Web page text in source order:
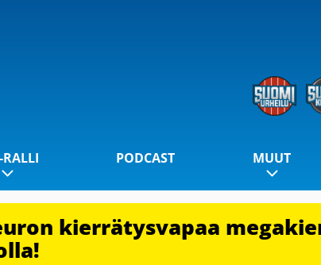
PODCAST MUUT
kierrätysvapaa